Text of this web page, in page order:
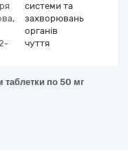
системи та
захворювань
органів
чуття
таблетки по 50 мг